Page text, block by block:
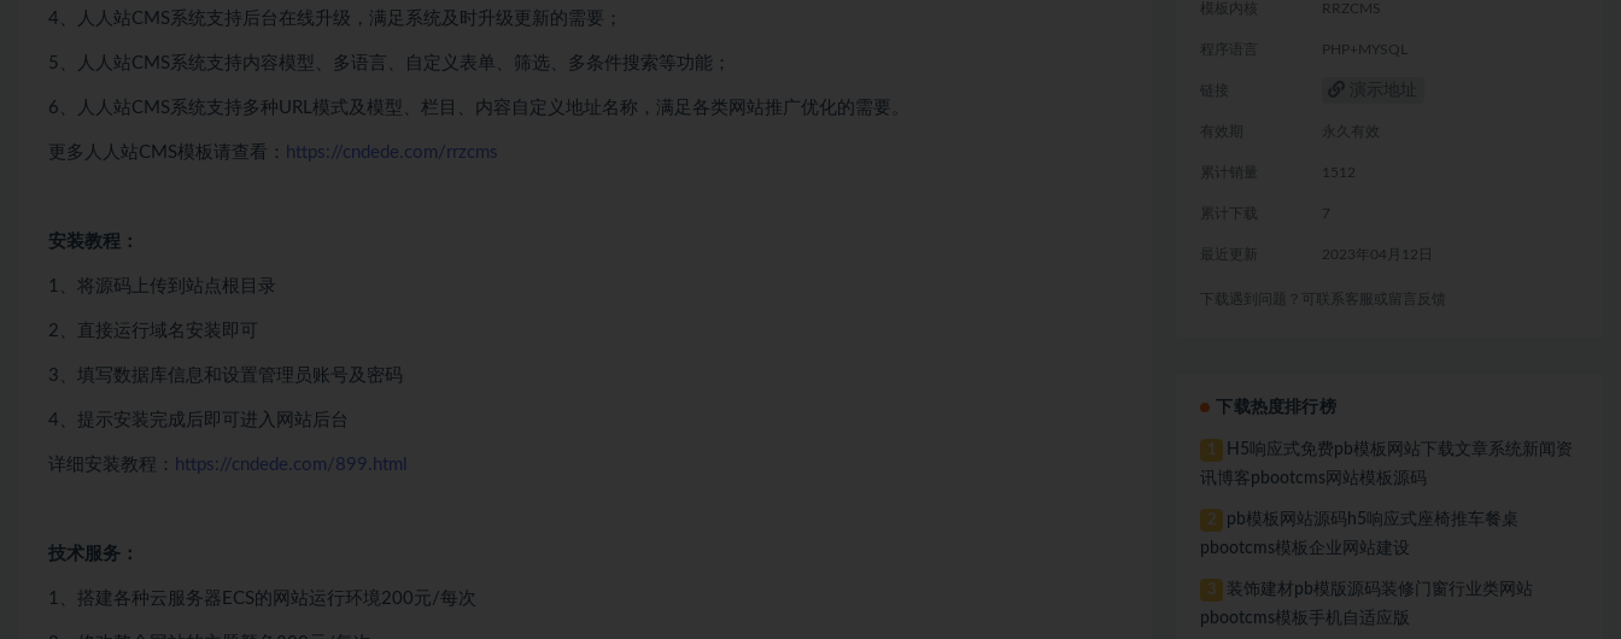
4、人人站CMS系统支持后台在线升级，满足系统及时升级更新的需要；
5、人人站CMS系统支持内容模型、多语言、自定义表单、筛选、多条件搜索等功能；
6、人人站CMS系统支持多种URL模式及模型、栏目、内容自定义地址名称，满足各类网站推广优化的需要。
更多人人站CMS模板请查看： https://cndede.com/rrzcms
安装教程：
1、将源码上传到站点根目录
2、直接运行域名安装即可
3、填写数据库信息和设置管理员账号及密码
4、提示安装完成后即可进入网站后台
详细安装教程： https://cndede.com/899.html
技术服务：
1、搭建各种云服务器ECS的网站运行环境200元/每次
模板内核 RRZCMS
程序语言 PHP+MYSQL
链接
有效期 永久有效
累计销量 1512
累计下载 7
最近更新 2023年04月12日
下载遇到问题？可联系客服或留言反馈
下载热度排行榜
1
H5响应式免费pb模板网站下载文章系统新闻资
讯博客pbootcms网站模板源码
2
pb模板网站源码h5响应式座椅推车餐桌
pbootcms模板企业网站建设
3
装饰建材pb模版源码装修门窗行业类网站
pbootcms模板手机自适应版